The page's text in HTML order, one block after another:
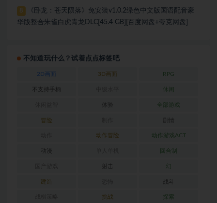
8
《卧龙：苍天陨落》免安装v1.0.2绿色中文版国语配音豪
华版整合朱雀白虎青龙DLC[45.4 GB][百度网盘+夸克网盘]
不知道玩什么？试着点点标签吧
2D画面 3D画面 RPG
不支持手柄 休闲
体验 全部游戏
冒险 剧情
动作冒险 动作游戏ACT
动漫 回合制
射击 幻
建造 战斗
挑战 探索